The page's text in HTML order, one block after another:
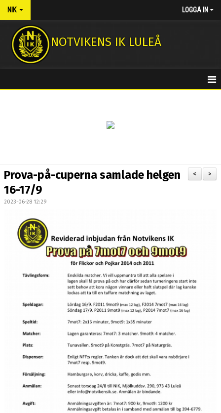
NIK LOGGA IN
NOTVIKENS IK LULEÅ
NOTASSHOPEN
STÄLLPLATSER
BILDGALLERI
LÄNKAR
>
<
Prova-på-cuperna samlade helgen
16-17/9
2023-06-28 12:29